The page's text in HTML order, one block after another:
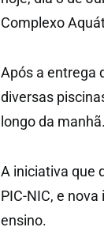
Complexo
Após a entrega
diversas
longo da manhã.
A iniciativa que
PIC-NIC, e
ensino.